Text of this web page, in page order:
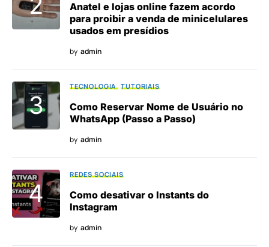
Anatel e lojas online fazem acordo
para proibir a venda de minicelulares
usados em presídios
by admin
TECNOLOGIA TUTORIAIS
Como Reservar Nome de Usuário no
WhatsApp (Passo a Passo)
by admin
REDES SOCIAIS
Como desativar o Instants do
Instagram
by admin